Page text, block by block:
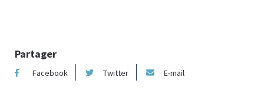
Partager
Facebook Twitter E-mail